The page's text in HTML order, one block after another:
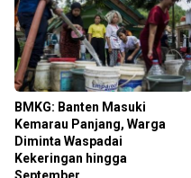
BMKG: Banten Masuki
Kemarau Panjang, Warga
Diminta Waspadai
Kekeringan hingga